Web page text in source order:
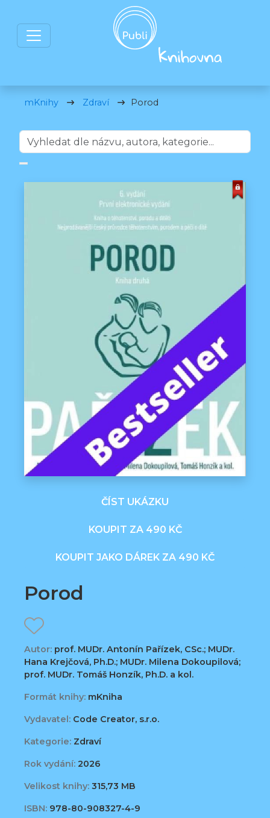
mKnihy Zdraví Porod
ČÍST UKÁZKU
KOUPIT ZA 490 KČ
KOUPIT JAKO DÁREK ZA 490 KČ
Porod
Autor: prof. MUDr. Antonín Pařízek, CSc.; MUDr.
Hana Krejčová, Ph.D.; MUDr. Milena Dokoupilová;
prof. MUDr. Tomáš Honzík, Ph.D. a kol.
Formát knihy: mKniha
Vydavatel: Code Creator, s.r.o.
Kategorie: Zdraví
Rok vydání: 2026
Velikost knihy: 315,73 MB
ISBN: 978-80-908327-4-9